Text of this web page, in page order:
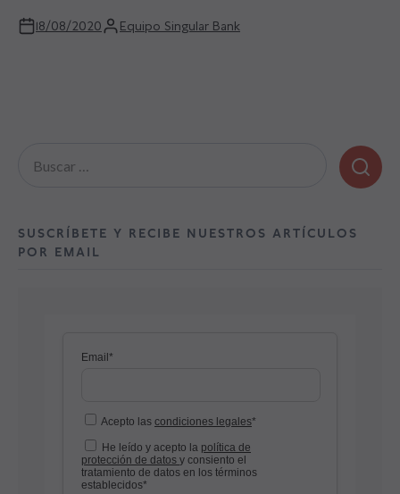
18/08/2020 Equipo Singular Bank
SUSCRÍBETE Y RECIBE NUESTROS ARTÍCULOS
POR EMAIL